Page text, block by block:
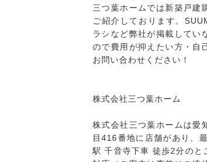
三つ葉ホームでは新築戸建
ご紹介しております。
ラシなど弊社が掲載してい
ので費用が抑えたい方・自
お問い合わせください！
株式会社三つ葉ホーム
株式会社三つ葉ホームは愛
目416番地に店舗があり、
駅 千音寺下車 徒歩2分のと